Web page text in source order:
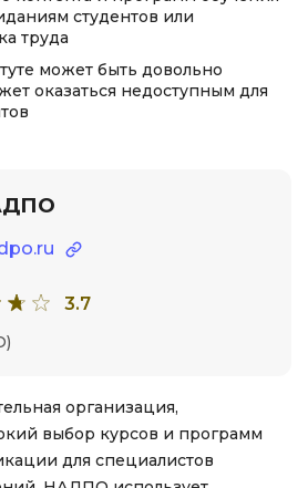
студентов или
труда
может быть довольно
оказаться недоступным для
3.7
организация,
выбор курсов и программ
для специалистов